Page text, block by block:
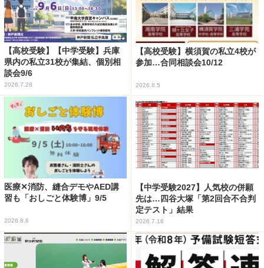
【高校受験】【中学受験】兵庫
県内の私立31校が集結、個別相
談会9/6
2026.7.28
【高校受験】横須賀の私立4校が
参加…合同相談会10/12
2026.8.5
医療✕消防、縫合デモやAED講
習も「おしごと体験博」9/5
2026.8.6
【中学受験2027】人気校の併願
先は…四谷大塚「第2回合不合判
定テスト」結果
2026.7.16